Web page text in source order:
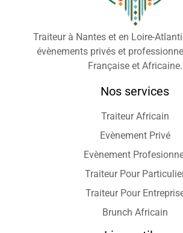
Traiteur à Nantes et en Loire-
évènements privés et
Française et Africaine.
Nos services
Traiteur Africain
Evènement Privé
Evènement
Traiteur Pour
Traiteur Pour
Brunch Africain